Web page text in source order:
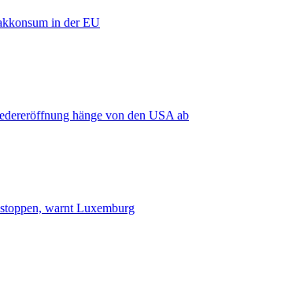
in der EU
hänge von den USA ab
warnt Luxemburg